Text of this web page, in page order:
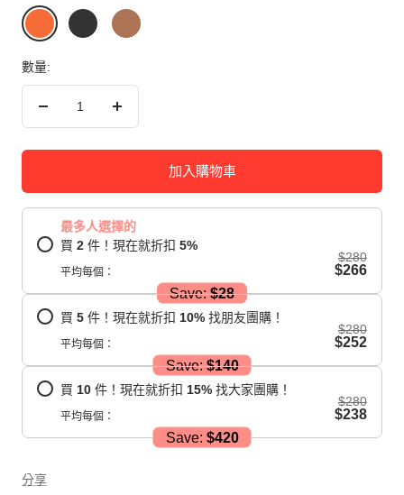
橙
色
黑
色
棕
色
數量:
增
加入購物車
最多人選擇的
買 2 件！現在就折扣 5%
平均每個：
$280
$266
Save: $28
買 5 件！現在就折扣 10% 找朋友團購！
平均每個：
$280
$252
Save: $140
買 10 件！現在就折扣 15% 找大家團購！
平均每個：
$280
$238
Save: $420
分享